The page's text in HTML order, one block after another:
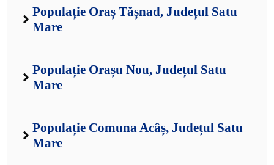
Populație Oraș Tășnad, Județul Satu
Mare
Populație Orașu Nou, Județul Satu
Mare
Populație Comuna Acâș, Județul Satu
Mare